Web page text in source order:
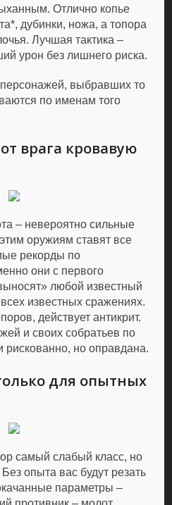
Отлично копье
дубинки, ножа, а топора
Лучшая тактика –
урон без лишнего риска.
выбравших то
по именам того
врага кровавую
– невероятно сильные
оружиям ставят все
рекорды по
они с первого
любой известный
известных сражениях.
действует антикрит.
и своих собратьев по
но оправдана.
для опытных
самый слабый класс, но
опыта вас будут резать
параметры –